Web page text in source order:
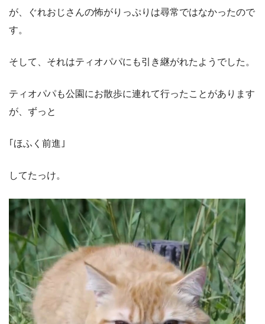
が、ぐれおじさんの怖がりっぷりは尋常ではなかったので
す。
そして、それはティオパパにも引き継がれたようでした。
ティオパパも公園にお散歩に連れて行ったことがあります
が、ずっと
｢ほふく前進｣
してたっけ。